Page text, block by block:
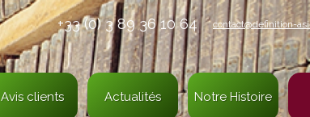
+33 (0) 3 89 36 10 64 contact@definition-
Avis clients Actualités Notre Histoire